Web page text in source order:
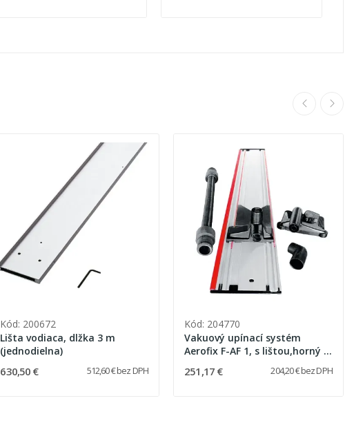
Kód: 200672
Lišta vodiaca, dlžka 3 m
(jednodielna)
630,50 € 512,60 € bez DPH
Kód: 204770
Vakuový upínací systém
Aerofix F-AF 1, s lištou,horný a
dolný adaptér pre flexibilnú
hadicu
251,17 € 204,20 € bez DPH